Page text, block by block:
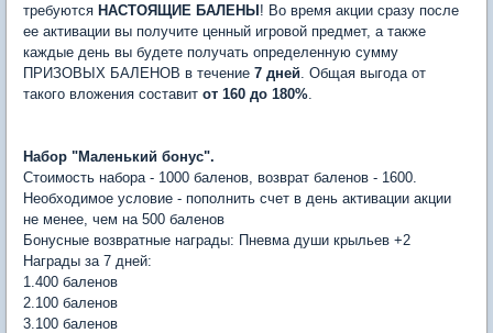
требуются НАСТОЯЩИЕ БАЛЕНЫ ! Во время акции сразу после
ее активации вы получите ценный игровой предмет, а также
каждые день вы будете получать определенную сумму
ПРИЗОВЫХ БАЛЕНОВ в течение 7 дней . Общая выгода от
такого вложения составит от 160 до 180%
Набор "Маленький бонус".
Стоимость набора - 1000 баленов, возврат баленов - 1600.
Необходимое условие - пополнить счет в день активации акции
не менее, чем на 500 баленов
Бонусные возвратные награды: Пневма души крыльев +2
Награды за 7 дней:
1.400 баленов
2.100 баленов
3.100 баленов